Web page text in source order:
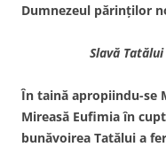
Dumnezeul părinţilor
Slavă
În taină apropiindu-se
Mireasă Eufimia în
bunăvoirea Tatălui a